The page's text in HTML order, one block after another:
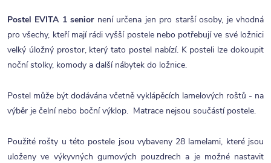
Postel EVITA 1 senior není určena jen pro starší osoby, je vhodná
pro všechy, kteří mají rádi vyšší postele nebo potřebují ve své ložnici
velký úložný prostor, který tato postel nabízí. K posteli lze dokoupit
noční stolky, komody a další nábytek do ložnice.
Postel může být dodávána včetně vyklápěcích lamelových roštů - na
výběr je čelní nebo boční výklop. Matrace nejsou součástí postele.
Použité rošty u této postele jsou vybaveny 28 lamelami, které jsou
uloženy ve výkyvných gumových pouzdrech a je možné nastavit